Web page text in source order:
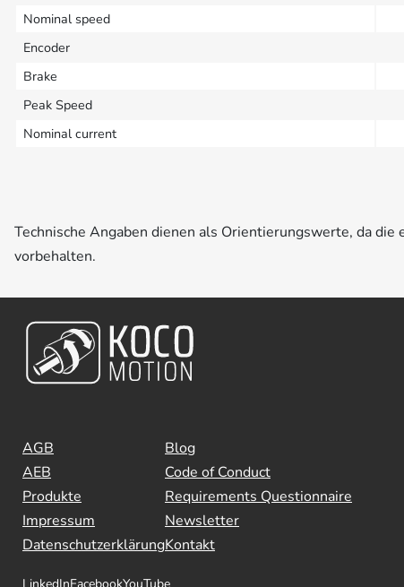
Nominal speed
Encoder
Brake
Peak Speed
Nominal current
Technische Angaben dienen als Orientierungswerte, da
vorbehalten.
AGB
AEB
Produkte
Impressum
Datenschutzerklärung
Blog
Code of Conduct
Requirements Questionnaire
Newsletter
Kontakt